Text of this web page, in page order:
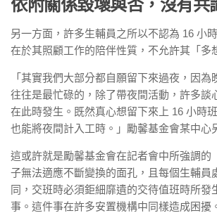
依附關係毀壞與否，沒有共
另一方面，許多生輔員之所以不認為 16 小
在於其照顧工作的陪伴性質，不允許其「多
「其實我們大部分都自願留下來過夜，因為
往往是最忙碌的，除了帶夜間活動，許多談
在此時發生。既然真心想留下來上 16 小時
也能將夜間計入工時。」勵馨基金會某中心
這或許就是勵馨基金會在記者會中所強調的
子無法適應不斷變換的面孔，且每個生輔員
同，交班時必須鉅細靡遺的交待值班時所發
事。這件事在許多安置機構中同樣造成困擾